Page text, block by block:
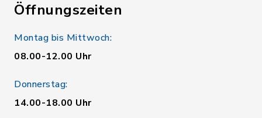
Öffnungszeiten
Montag bis Mittwoch:
08.00-12.00 Uhr
Donnerstag:
14.00-18.00 Uhr